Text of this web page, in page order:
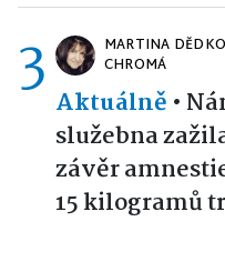
3
MARTINA
CHROMÁ
Aktuálně •
služebna
závěr
15 kilogramů